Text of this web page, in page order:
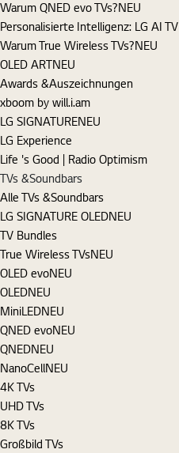
Warum QNED evo TVs?NEU
Personalisierte Intelligenz: LG AI TV
Warum True Wireless TVs?NEU
OLED ARTNEU
Awards &Auszeichnungen
xboom by will.i.am
LG SIGNATURENEU
LG Experience
Life 's Good | Radio Optimism
TVs &Soundbars
Alle TVs &Soundbars
LG SIGNATURE OLEDNEU
TV Bundles
True Wireless TVsNEU
OLED evoNEU
OLEDNEU
MiniLEDNEU
QNED evoNEU
QNEDNEU
NanoCellNEU
4K TVs
UHD TVs
8K TVs
Großbild TVs